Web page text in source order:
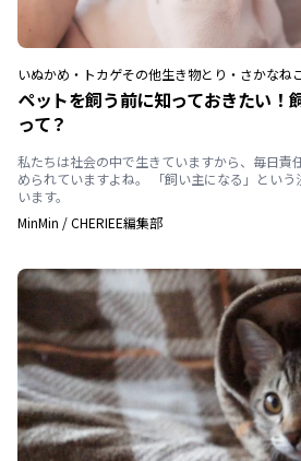
いぬかめ・トカゲその他生き物とり・さかなね
ペットを飼う前に知っておきたい！
って？
私たちは社会の中で生きていますから、毎日責
められていますよね。 「飼い主になる」とい
います。
MinMin /CHERIEE編集部